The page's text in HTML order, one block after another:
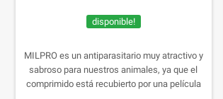
disponible!
MILPRO es un antiparasitario muy atractivo y
sabroso para nuestros animales, ya que el
comprimido está recubierto por una película